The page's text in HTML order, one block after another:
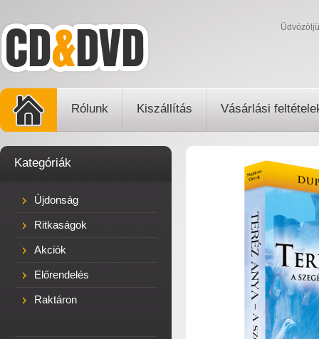
Rólunk Kiszállítás Vásárlási
Kategóriák
Újdonság
Ritkaságok
Akciók
Előrendelés
Raktáron